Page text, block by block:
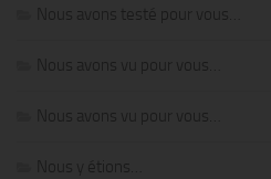
Nous avons testé pour vous…
Nous avons vu pour vous…
Nous avons vu pour vous…
Nous y étions…